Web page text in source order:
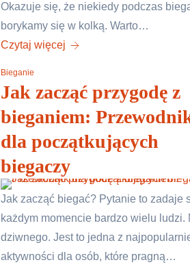
Okazuje się, że niekiedy podczas
borykamy się w kolką. Warto…
Czytaj więcej
Bieganie
Jak zacząć przygodę z
bieganiem:
dla początkujących
biegaczy
Jak zacząć biegać? Pytanie to zadaje
każdym momencie bardzo wielu ludzi.
dziwnego. Jest to jedna z
aktywności dla osób, które pragną…